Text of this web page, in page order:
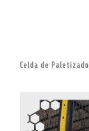
Celda de Paletizado